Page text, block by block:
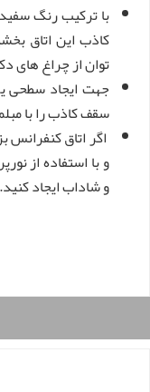
با ترکیب رنگ
کاذب این اتاق
توان از چراغ های
جهت ایجاد سطحی
سقف کاذب را با
اگر اتاق
و با استفاده از
و شاداب ایجاد کنید.